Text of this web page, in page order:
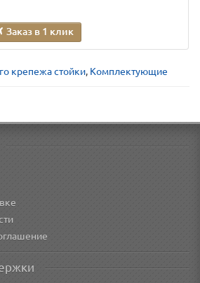
Заказ в 1 клик
крепежа стойки, Комплектующие